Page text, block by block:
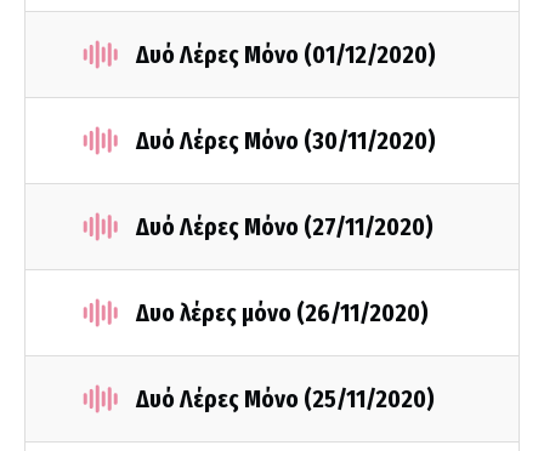
Δυό Λέρες Μόνο (01/12/2020)
Δυό Λέρες Μόνο (30/11/2020)
Δυό Λέρες Μόνο (27/11/2020)
Δυο λέρες μόνο (26/11/2020)
Δυό Λέρες Μόνο (25/11/2020)